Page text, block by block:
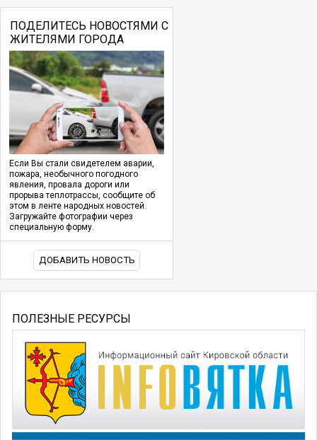
ПОДЕЛИТЕСЬ НОВОСТЯМИ С
ЖИТЕЛЯМИ ГОРОДА
Если Вы стали свидетелем аварии,
пожара, необычного погодного
явления, провала дороги или
прорыва теплотрассы, сообщите об
этом в ленте народных новостей.
Загружайте фотографии через
специальную форму.
ДОБАВИТЬ НОВОСТЬ
ПОЛЕЗНЫЕ РЕСУРСЫ